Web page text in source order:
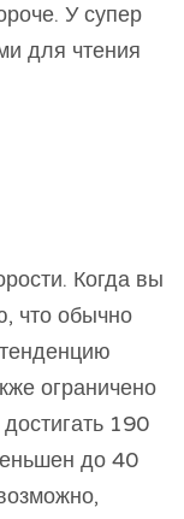
У супер
для чтения
Когда вы
что обычно
ограничено
190
до 40